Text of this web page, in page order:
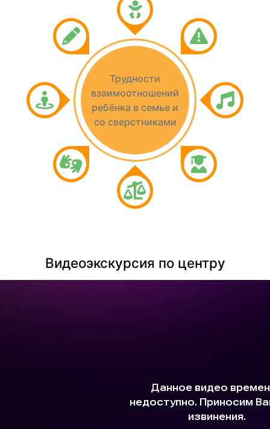
Трудности
взаимоотношений
ребёнка в семье и
со сверстниками
Видеоэкскурсия по центру